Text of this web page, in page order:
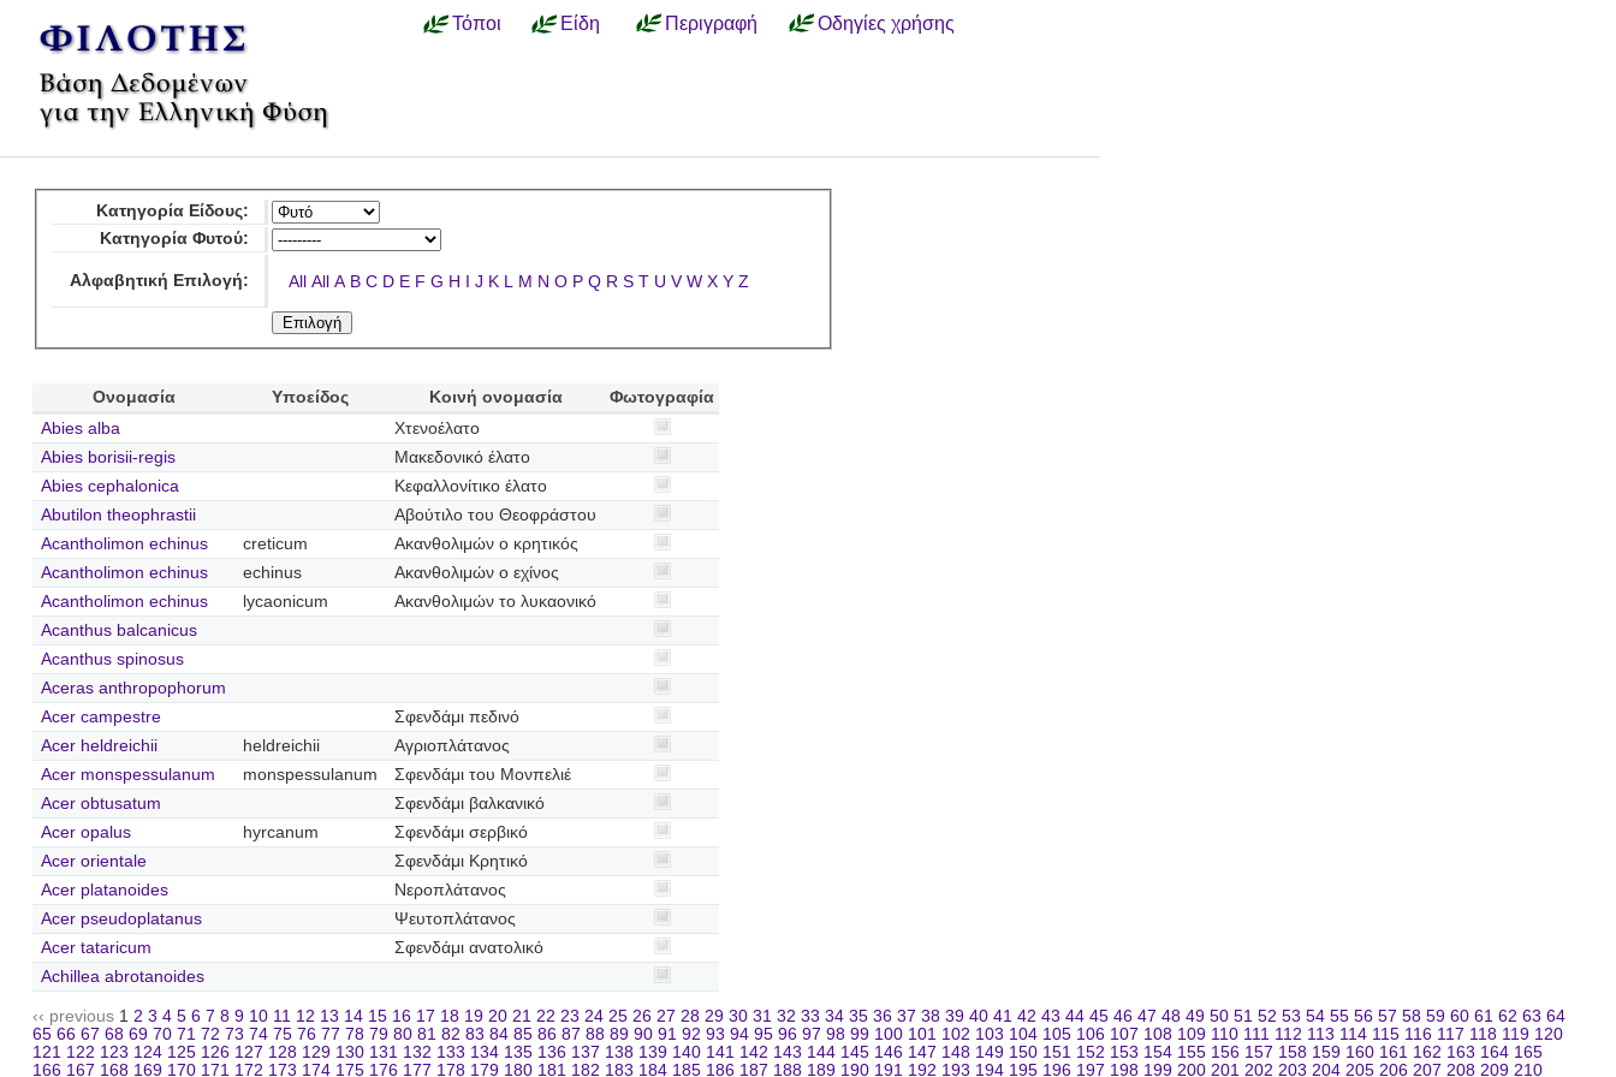
Τόποι Είδη Περιγραφή Οδηγίες χρήσης
Κατηγορία Είδους:
Κατηγορία Φυτού:
Αλφαβητική Επιλογή: All All A B C D E F G H I J K L M N O P Q R S T U V W X Y Z
Ονομασία Υποείδος Κοινή ονομασία
Φωτογραφία
Abies alba
Χτενοέλατο
Abies borisii-regis
Μακεδονικό έλατο
Abies cephalonica
Κεφαλλονίτικο έλατο
Abutilon theophrastii
Αβούτιλο του Θεοφράστου
Acantholimon echinus
creticum
Ακανθολιμών ο κρητικός
Acantholimon echinus
echinus
Ακανθολιμών ο εχίνος
Acantholimon echinus
lycaonicum
Ακανθολιμών το λυκαονικό
Acanthus balcanicus
Acanthus spinosus
Aceras anthropophorum
Acer campestre
Σφενδάμι πεδινό
Acer heldreichii
heldreichii
Αγριοπλάτανος
Acer monspessulanum
monspessulanum
Σφενδάμι του Μονπελιέ
Acer obtusatum
Σφενδάμι βαλκανικό
Acer opalus
hyrcanum
Σφενδάμι σερβικό
Acer orientale
Σφενδάμι Κρητικό
Acer platanoides
Νεροπλάτανος
Acer pseudoplatanus
Ψευτοπλάτανος
Acer tataricum
Σφενδάμι ανατολικό
Achillea abrotanoides
‹‹ previous 1 2 3 4 5 6 7 8 9 10 11 12 13 14 15 16 17 18 19 20 21 22 23 24 25 26 27 28 29 30 31 32 33 34 35 36 37 38 39 40 41 42 43 44 45 46 47 48 49 50 51 52 53 54 55 56 57 58 59 60 61 62 63 64
65 66 67 68 69 70 71 72 73 74 75 76 77 78 79 80 81 82 83 84 85 86 87 88 89 90 91 92 93 94 95 96 97 98 99 100 101 102 103 104 105 106 107 108 109 110 111 112 113 114 115 116 117 118 119 120
121 122 123 124 125 126 127 128 129 130 131 132 133 134 135 136 137 138 139 140 141 142 143 144 145 146 147 148 149 150 151 152 153 154 155 156 157 158 159 160 161 162 163 164 165
166 167 168 169 170 171 172 173 174 175 176 177 178 179 180 181 182 183 184 185 186 187 188 189 190 191 192 193 194 195 196 197 198 199 200 201 202 203 204 205 206 207 208 209 210